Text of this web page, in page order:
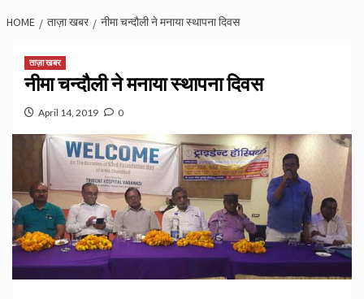
HOME ताज़ा खबर नीमा चन्दौली ने मनाया स्थापना दिवस
ताज़ा खबर
नीमा चन्दौली ने मनाया स्थापना दिवस
April 14, 2019 0